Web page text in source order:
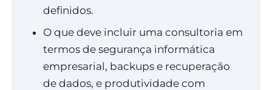
definidos.
O que deve incluir uma consultoria em
termos de segurança informática
empresarial, backups e recuperação
de dados, e produtividade com